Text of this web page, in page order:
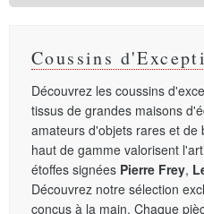
Coussins
Découvrez les coussins
tissus de grandes maisons
amateurs d'objets rares et de
haut de gamme valorisent
étoffes signées Pierre Frey,
Découvrez notre sélection
conçus à la main. Chaque